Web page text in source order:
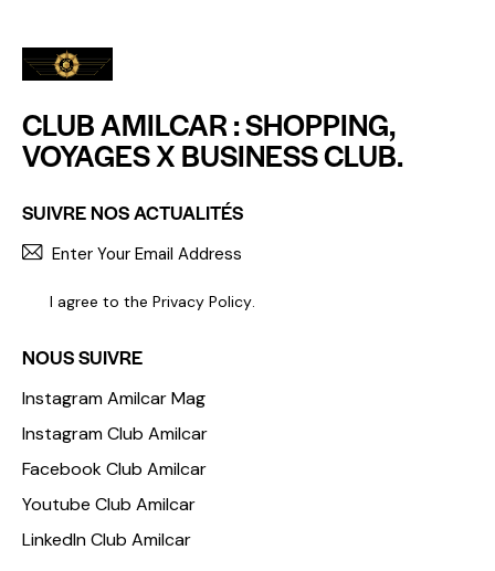
CLUB AMILCAR : SHOPPING,
VOYAGES X BUSINESS CLUB.
SUIVRE NOS ACTUALITÉS
I agree to the Privacy Policy.
NOUS SUIVRE
Instagram Amilcar Mag
Instagram Club Amilcar
Facebook Club Amilcar
Youtube Club Amilcar
LinkedIn Club Amilcar